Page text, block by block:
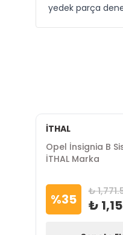
yedek parça
İTHAL
Opel İnsignia B
İTHAL Marka
%35 ₺
₺